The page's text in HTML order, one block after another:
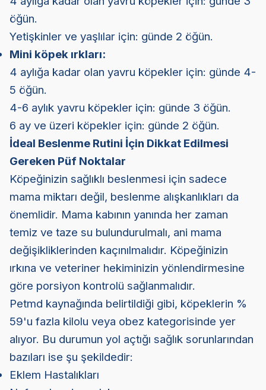
öğün.
Yetişkinler ve yaşlılar için: günde 2 öğün.
Mini köpek ırkları:
4 aylığa kadar olan yavru köpekler için: günde 4-
5 öğün.
4-6 aylık yavru köpekler için: günde 3 öğün.
6 ay ve üzeri köpekler için: günde 2 öğün.
İdeal Beslenme Rutini İçin Dikkat Edilmesi
Gereken Püf Noktalar
Köpeğinizin sağlıklı beslenmesi için sadece
mama miktarı değil, beslenme alışkanlıkları da
önemlidir. Mama kabının yanında her zaman
temiz ve taze su bulundurulmalı, ani mama
değişikliklerinden kaçınılmalıdır. Köpeğinizin
ırkına ve veteriner hekiminizin yönlendirmesine
göre porsiyon kontrolü sağlanmalıdır.
Petmd kaynağında belirtildiği gibi, köpeklerin %
59'u fazla kilolu veya obez kategorisinde yer
alıyor. Bu durumun yol açtığı sağlık sorunlarından
bazıları ise şu şekildedir:
Eklem Hastalıkları